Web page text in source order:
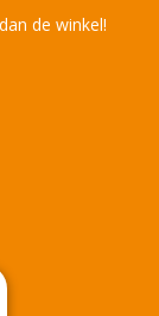
de winkel!